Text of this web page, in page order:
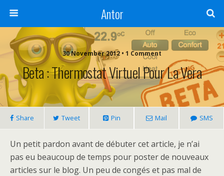
Antor
30 November 2012 • 1 Comment
Beta : Thermostat Virtuel Pour La Vera
Share Tweet Pin Mail SMS
Un petit pardon avant de débuter cet article, je n’ai
pas eu beaucoup de temps pour poster de nouveaux
articles sur le blog. Un peu de congés et pas mal de